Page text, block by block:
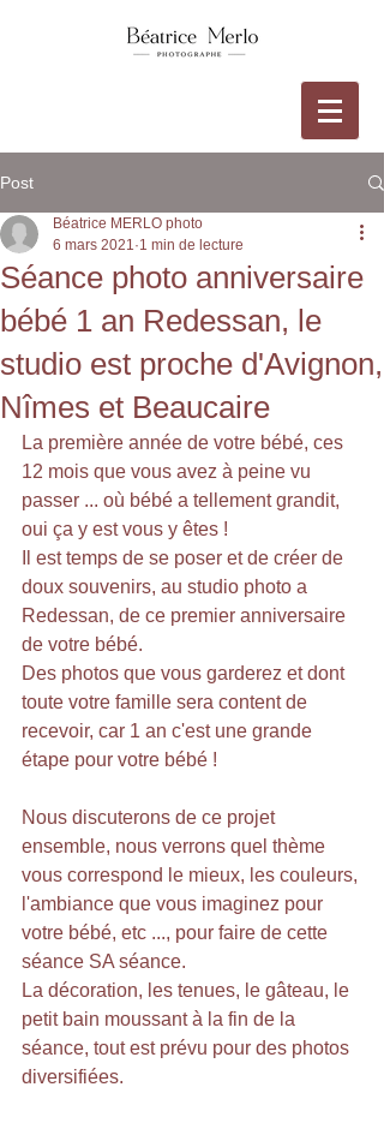
Post
Séance photo anniversaire
bébé 1 an Redessan, le
studio est proche d'Avignon,
Nîmes et Beaucaire
Béatrice MERLO photo
6 mars 2021 1 min de lecture
La première année de votre bébé, ces
12 mois que vous avez à peine vu
passer ... où bébé a tellement grandit,
oui ça y est vous y êtes !
Il est temps de se poser et de créer de
doux souvenirs, au studio photo a
Redessan, de ce premier anniversaire
de votre bébé.
Des photos que vous garderez et dont
toute votre famille sera content de
recevoir, car 1 an c'est une grande
étape pour votre bébé !
Nous discuterons de ce projet
ensemble, nous verrons quel thème
vous correspond le mieux, les couleurs,
l'ambiance que vous imaginez pour
votre bébé, etc ..., pour faire de cette
séance SA séance.
La décoration, les tenues, le gâteau, le
petit bain moussant à la fin de la
séance, tout est prévu pour des photos
diversifiées.